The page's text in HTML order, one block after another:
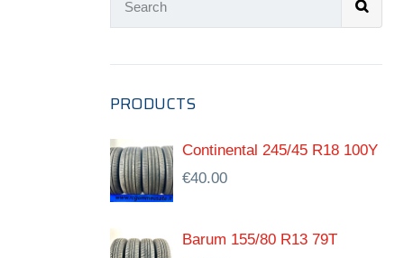
PRODUCTS
Continental 245/45 R18 100Y
€40.00
Barum 155/80 R13 79T